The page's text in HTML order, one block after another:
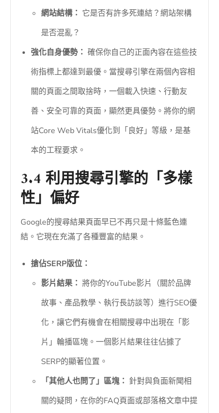
網站結構： 它是否有許多死連結？網站架構
是否混亂？
強化自身優勢： 確保你自己的正面內容在這些技
術指標上都達到最優。當搜尋引擎在兩個內容相
關的頁面之間取捨時，一個載入快速、行動友
善、安全可靠的頁面，顯然更具優勢。將你的網
站Core Web Vitals優化到「良好」等級，是基
本的工程要求。
3.4 利用搜尋引擎的「多樣
性」偏好
Google的搜尋結果頁面早已不再只是十條藍色連
結。它現在充滿了各種豐富的結果。
搶佔SERP版位：
影片結果： 將你的YouTube影片（關於品牌
故事、產品教學、執行長訪談等）進行SEO優
化，讓它們有機會在相關搜尋中出現在「影
片」輪播區塊。一個影片結果往往佔據了
SERP的顯著位置。
「其他人也問了」區塊： 針對與負面新聞相
關的疑問，在你的FAQ頁面或部落格文章中提